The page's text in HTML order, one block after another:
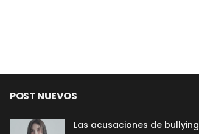
POST NUEVOS
Las acusaciones de bullying